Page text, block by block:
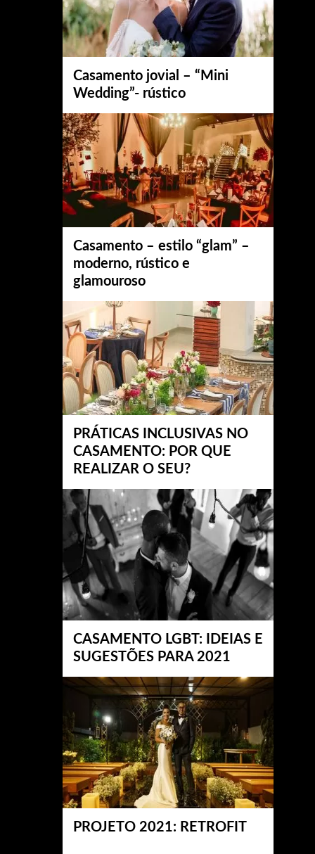
Casamento jovial – “Mini
Wedding”- rústico
Casamento – estilo “glam” –
moderno, rústico e
glamouroso
PRÁTICAS INCLUSIVAS NO
CASAMENTO: POR QUE
REALIZAR O SEU?
CASAMENTO LGBT: IDEIAS E
SUGESTÕES PARA 2021
PROJETO 2021: RETROFIT